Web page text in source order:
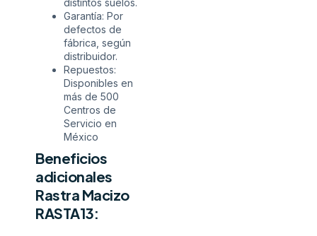
Garantía: Por
defectos de
fábrica, según
distribuidor.
Repuestos:
Disponibles en
más de 500
Centros de
Servicio en
México
Beneficios
adicionales
Rastra Macizo
RASTA13: